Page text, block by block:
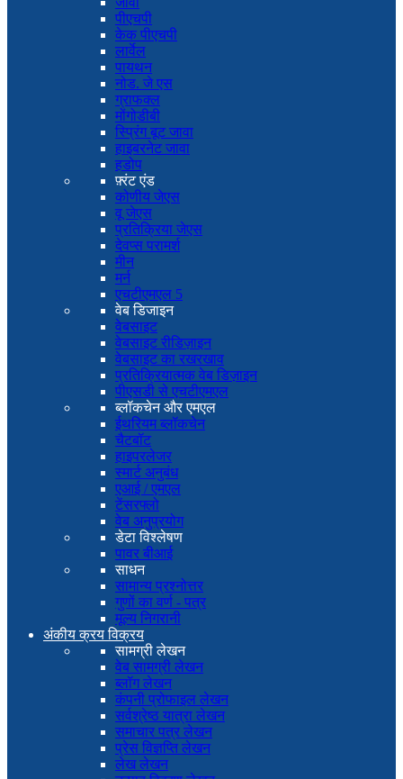
पीएचपी
केक पीएचपी
लार्वेल
पायथन
नोड. जे एस
ग्राफक्ल
मोंगोडीबी
स्प्रिंग बूट जावा
हाइबरनेट जावा
हडोप
फ़्रंट एंड
कोणीय जेएस
वू जेएस
प्रतिक्रिया जेएस
देवप्स परामर्श
मीन
मर्न
एचटीएमएल 5
वेब डिजाइन
वेबसाइट
वेबसाइट रीडिज़ाइन
वेबसाइट का रखरखाव
प्रतिक्रियात्मक वेब डिज़ाइन
पीएसडी से एचटीएमएल
ब्लॉकचेन और एमएल
ईथरियम ब्लॉकचेन
चैटबॉट
हाइपरलेजर
स्मार्ट अनुबंध
एआई / एमएल
टेंसरफ्लो
वेब अनुप्रयोग
डेटा विश्लेषण
पावर बीआई
साधन
सामान्य प्रश्नोत्तर
गुणों का वर्ण - पत्र
मूल्य निगरानी
अंकीय क्रय विक्रय
सामग्री लेखन
वेब सामग्री लेखन
ब्लॉग लेखन
कंपनी प्रोफाइल लेखन
सर्वश्रेष्ठ यात्रा लेखन
समाचार पत्र लेखन
प्रेस विज्ञप्ति लेखन
लेख लेखन